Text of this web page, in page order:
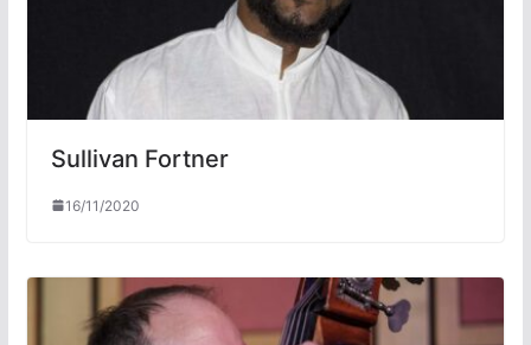
Sullivan Fortner
16/11/2020